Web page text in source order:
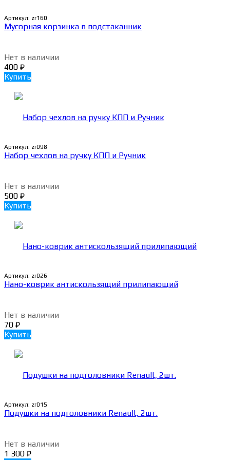
Артикул: zr160
Мусорная корзинка в подстаканник
Нет в наличии
400 ₽
Купить
Артикул: zr098
Набор чехлов на ручку КПП и Ручник
Нет в наличии
500 ₽
Купить
Артикул: zr026
Нано-коврик антискользящий прилипающий
Нет в наличии
70 ₽
Купить
Артикул: zr015
Подушки на подголовники Renault, 2шт.
Нет в наличии
1 300 ₽